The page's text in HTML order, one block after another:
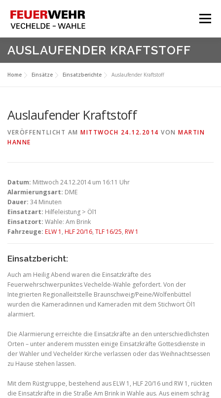
Inhalt
springen
Menü
HOME
AUSLAUFENDER KRAFTSTOFF
Home Einsätze Einsatzberichte Auslaufender Kraftstoff
Auslaufender Kraftstoff
VERÖFFENTLICHT AM MITTWOCH 24.12.2014 VON MARTIN
HANNE
Datum: Mittwoch 24.12.2014 um 16:11 Uhr
Alarmierungsart: DME
Dauer: 34 Minuten
Einsatzart: Hilfeleistung > Öl1
Einsatzort: Wahle: Am Brink
Fahrzeuge: ELW 1 , HLF 20/16, TLF 16/25, RW 1
Einsatzbericht:
Auch am Heilig Abend waren die Einsatzkräfte des
Feuerwehrschwerpunktes Vechelde-Wahle gefordert. Von der
Integrierten Regionalleitstelle Braunschweig/Peine/Wolfenbüttel
wurden die Kameradinnen und Kameraden mit dem Stichwort Öl1
alarmiert.
Die Alarmierung erreichte die Einsatzkräfte an den unterschiedlichsten
Orten – unter anderem mussten einige Einsatzkräfte Gottesdienste in
der Wahler und Vechelder Kirche verlassen oder das Weihnachtsessen
zu Hause stehen lassen.
Mit dem Rüstgruppe, bestehend aus ELW 1, HLF 20/16 und RW 1, rückten
die Einsatzkräfte in die Straße Am Brink in Wahle aus. Aus einem schräg